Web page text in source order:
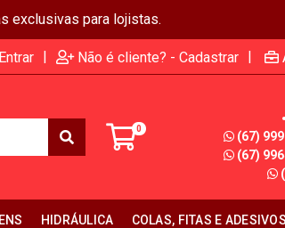
exclusivas para lojistas.
| Não é cliente? - Cadastrar |
0
(67)
(67)
HIDRÁULICA COLAS, FITAS E ADESIVOS